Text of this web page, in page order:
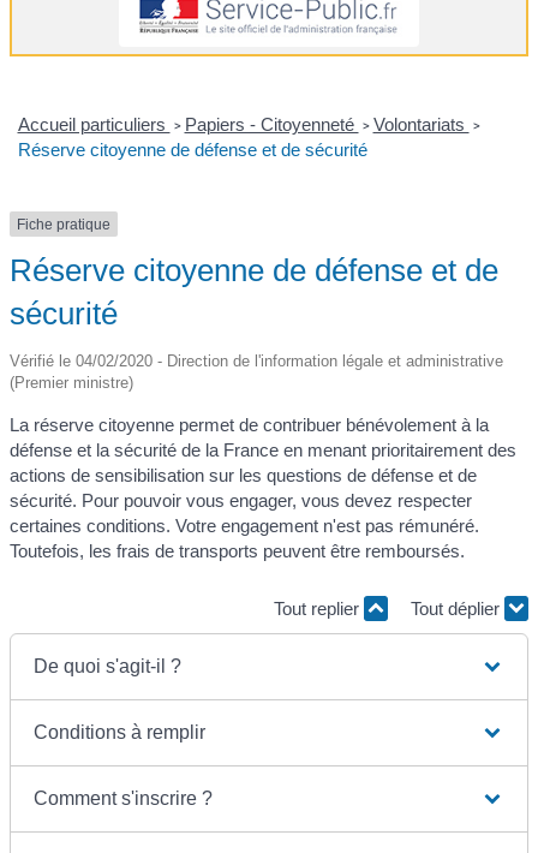
Accueil particuliers > Papiers - Citoyenneté > Volontariats >
Réserve citoyenne de défense et de sécurité
Fiche pratique
Réserve citoyenne de défense et de
sécurité
Vérifié le 04/02/2020 - Direction de l'information légale et administrative
(Premier ministre)
La réserve citoyenne permet de contribuer bénévolement à la
défense et la sécurité de la France en menant prioritairement des
actions de sensibilisation sur les questions de défense et de
sécurité. Pour pouvoir vous engager, vous devez respecter
certaines conditions. Votre engagement n'est pas rémunéré.
Toutefois, les frais de transports peuvent être remboursés.
Tout replier Tout déplier
De quoi s'agit-il ?
Conditions à remplir
Comment s'inscrire ?